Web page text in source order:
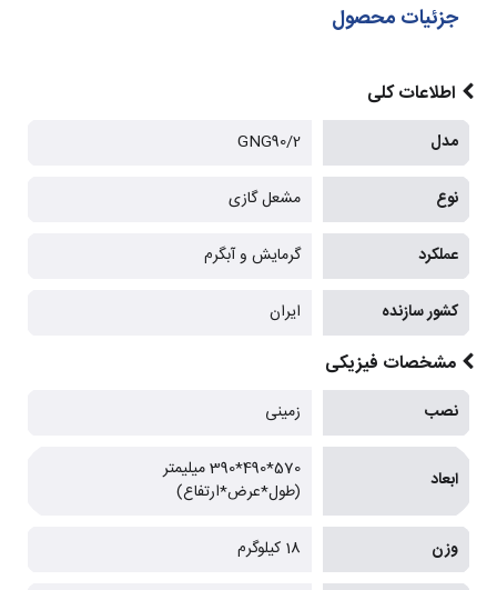
جزئیات محصول
اطلاعات کلی
مدل GNG90/2
نوع مشعل گازی
عملکرد گرمایش و آبگرم
کشور سازنده ایران
مشخصات فیزیکی
نصب زمینی
ابعاد
570*490*390 میلیمتر
(طول*عرض*ارتفاع)
وزن 18 کیلوگرم